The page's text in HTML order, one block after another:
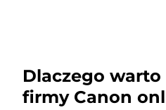
Dlaczego
firmy Canon